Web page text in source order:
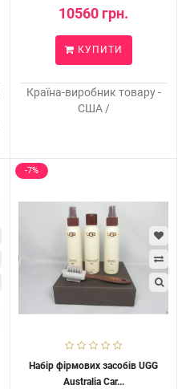
10560 грн.
КУПИТИ
Країна-виробник товару -
США /
-7%
Набір фірмових засобів UGG
Australia Car...